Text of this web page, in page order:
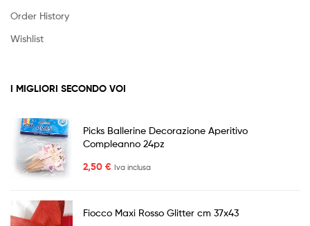
Order History
Wishlist
I MIGLIORI SECONDO VOI
Picks Ballerine Decorazione Aperitivo
Compleanno 24pz
2,50 € Iva inclusa
Fiocco Maxi Rosso Glitter cm 37x43